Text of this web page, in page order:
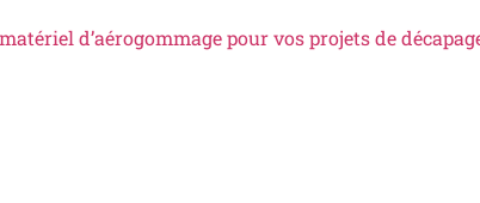
d’aérogommage pour vos projets de